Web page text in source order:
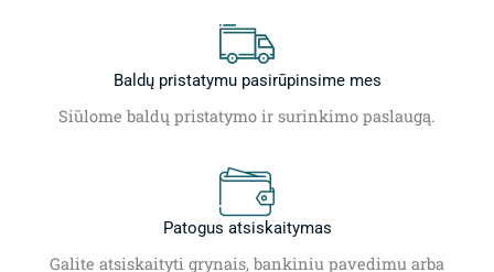
Baldų pristatymu pasirūpinsime mes
Siūlome baldų pristatymo ir surinkimo paslaugą.
Patogus atsiskaitymas
Galite atsiskaityti grynais, bankiniu pavedimu arba